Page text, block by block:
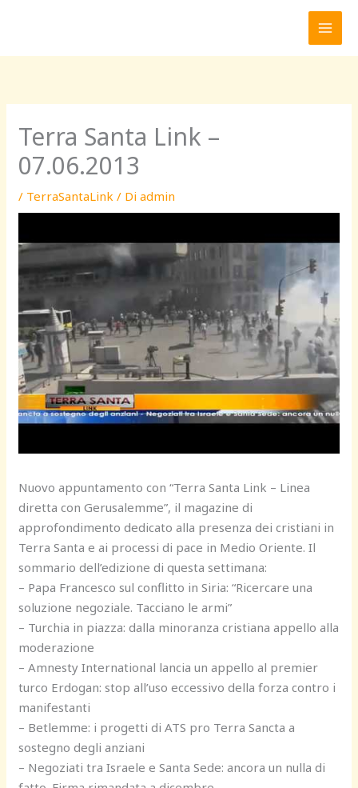
Terra Santa Link –
07.06.2013
/ TerraSantaLink / Diadmin
Nuovo appuntamento con “Terra Santa Link – Linea
diretta con Gerusalemme”, il magazine di
approfondimento dedicato alla presenza dei cristiani in
Terra Santa e ai processi di pace in Medio Oriente. Il
sommario dell’edizione di questa settimana:
– Papa Francesco sul conflitto in Siria: “Ricercare una
soluzione negoziale. Tacciano le armi”
– Turchia in piazza: dalla minoranza cristiana appello alla
moderazione
– Amnesty International lancia un appello al premier
turco Erdogan: stop all’uso eccessivo della forza contro i
manifestanti
– Betlemme: i progetti di ATS pro Terra Sancta a
sostegno degli anziani
– Negoziati tra Israele e Santa Sede: ancora un nulla di